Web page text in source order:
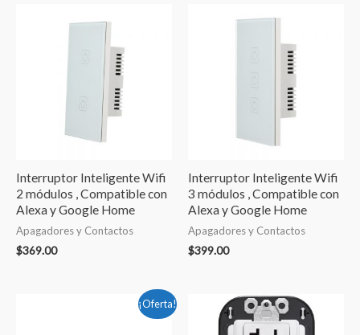
Interruptor Inteligente Wifi
2 módulos , Compatible con
Alexa y Google Home
Apagadores y Contactos
$369.00
Interruptor Inteligente Wifi
3 módulos , Compatible con
Alexa y Google Home
Apagadores y Contactos
$399.00
¡Oferta!